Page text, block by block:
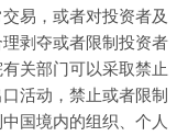
易，或者对投资者及
剥夺或者限制投资者
关部门可以采取禁止
活动，禁止或者限制
国境内的组织、个人